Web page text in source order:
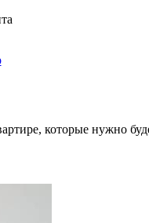
которые нужно